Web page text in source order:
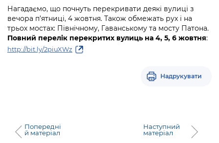
Нагадаємо, що почнуть перекривати деякі вулиці з
вечора п’ятниці, 4 жовтня. Також обмежать рух і на
трьох мостах: Північному, Гаванському та мосту Патона.
Повний перелік перекритих вулиць на 4, 5, 6 жовтня:
http://bit.ly/2piuXWz
Надрукувати
Попередні
й матеріал
Наступний
матеріал